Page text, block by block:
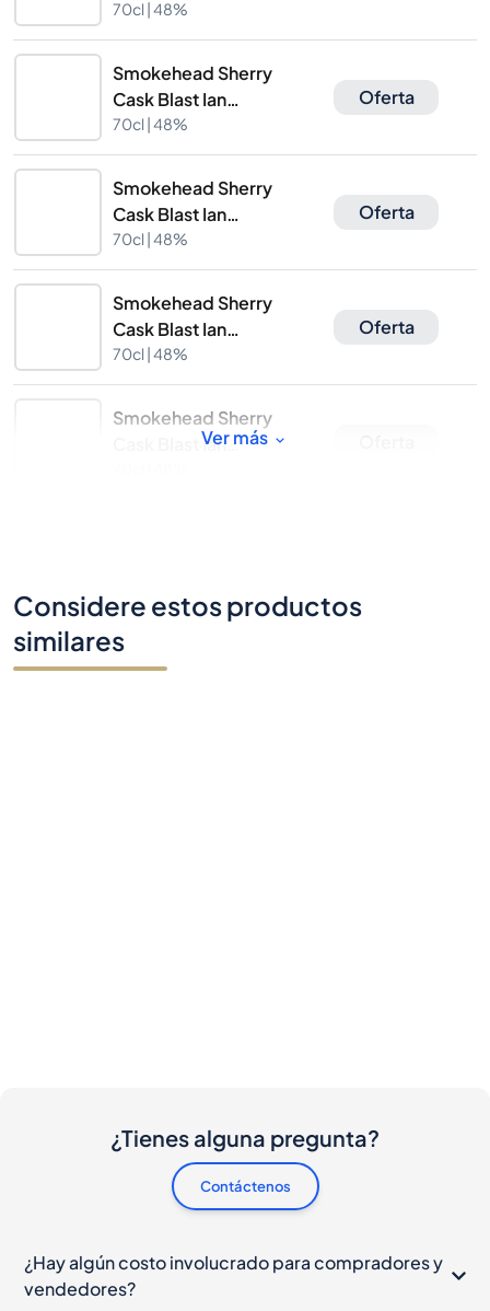
Macleod
70cl |48%
Smokehead Sherry
Cask Blast Ian
Macleod
70cl |48%
Oferta
Smokehead Sherry
Cask Blast Ian
Macleod
70cl |48%
Oferta
Smokehead Sherry
Cask Blast Ian
Macleod
70cl |48%
Oferta
Smokehead Sherry
Cask Blast IanVer más
Considere estos productos
similares
¿Tienes alguna pregunta?
Contáctenos
¿Hay algún costo involucrado para compradores y
vendedores?